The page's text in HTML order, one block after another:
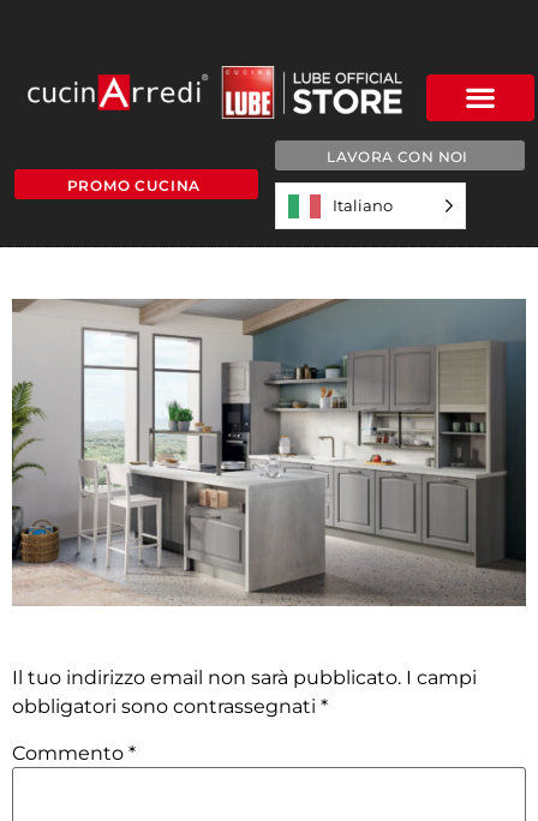
PROMO CUCINA
LAVORA CON NOI
Italiano
Il tuo indirizzo email non sarà pubblicato. I campi
obbligatori sono contrassegnati *
Commento *